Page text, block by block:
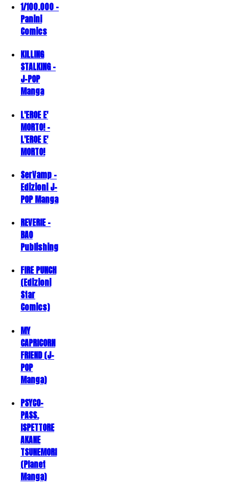
1/100.000 -
Panini
Comics
KILLING
STALKING -
J-POP
Manga
L'EROE E'
MORTO! -
L'EROE E'
MORTO!
SerVamp -
Edizioni J-
POP Manga
REVERIE -
BAO
Publishing
FIRE PUNCH
(Edizioni
Star
Comics)
MY
CAPRICORN
FRIEND (J-
POP
Manga)
PSYCO-
PASS.
ISPETTORE
AKANE
TSUNEMORI
(Planet
Manga)